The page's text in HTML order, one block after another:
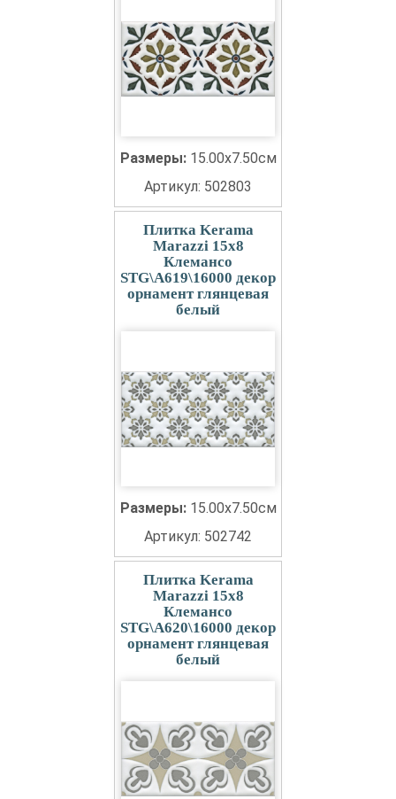
Размеры: 15.00x7.50см
Артикул: 502803
Плитка Kerama
Marazzi 15x8
Клемансо
STG\A619\16000 декор
орнамент глянцевая
белый
Размеры: 15.00x7.50см
Артикул: 502742
Плитка Kerama
Marazzi 15x8
Клемансо
STG\A620\16000 декор
орнамент глянцевая
белый